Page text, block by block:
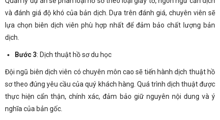
và đánh giá độ khó của bản dịch. Dựa trên đánh giá, chuyên viên sẽ
lựa chọn biên dịch viên phù hợp nhất để đảm bảo chất lượng bản
dịch.
Bước 3: Dịch thuật hồ sơ du học
Đội ngũ biên dịch viên có chuyên môn cao sẽ tiến hành dịch thuật hồ
sơ theo đúng yêu cầu của quý khách hàng. Quá trình dịch thuật được
thực hiện cẩn thận, chính xác, đảm bảo giữ nguyên nội dung và ý
nghĩa của bản gốc.